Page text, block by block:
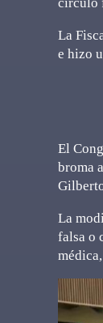
La
e hizo
El
broma
La
falsa o